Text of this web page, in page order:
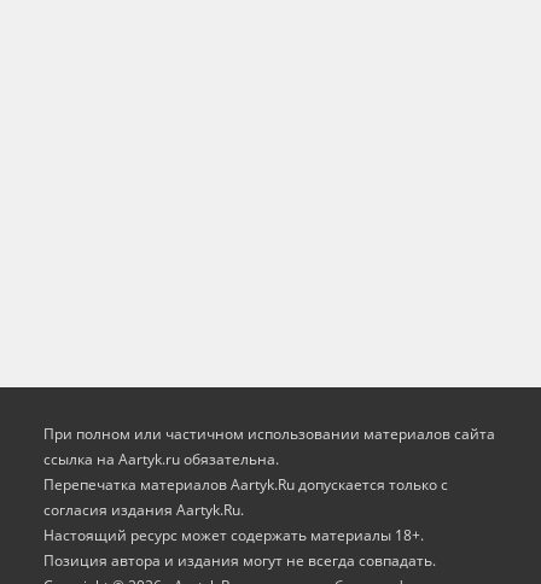
При полном или частичном использовании материалов сайта
ссылка на Aartyk.ru oбязательна.
Перепечатка материалов Aartyk.Ru допускается только с
согласия издания Aartyk.Ru.
Настоящий ресурс может содержать материалы 18+.
Позиция автора и издания могут не всегда совпадать.